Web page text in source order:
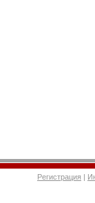
Регистрация |